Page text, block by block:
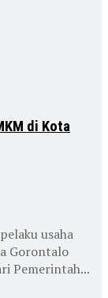
di Kota
usaha
Gorontalo
Pemerintah...